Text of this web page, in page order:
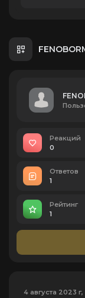
Реакций
0
Ответов
1
Рейтинг
1
4 августа 2023 г,